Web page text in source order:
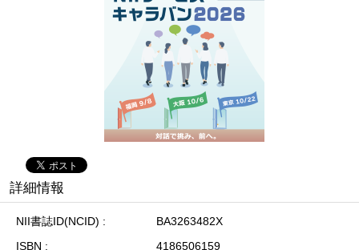
詳細情報
NII書誌ID(NCID)
BA3263482X
ISBN
4186506159